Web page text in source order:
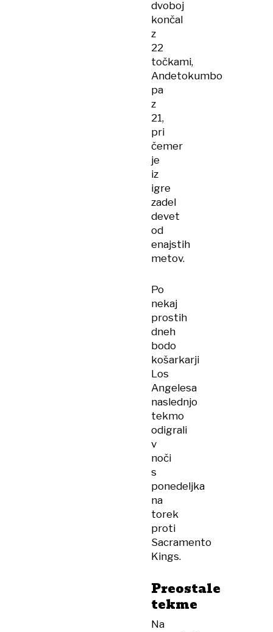
dvoboj
končal
z
22
točkami,
Andetokumbo
pa
z
21,
pri
čemer
je
iz
igre
zadel
devet
od
enajstih
metov.
Po
nekaj
prostih
dneh
bodo
košarkarji
Los
Angelesa
naslednjo
tekmo
odigrali
v
noči
s
ponedeljka
na
torek
proti
Sacramento
Kings.
Preostale
tekme
Na